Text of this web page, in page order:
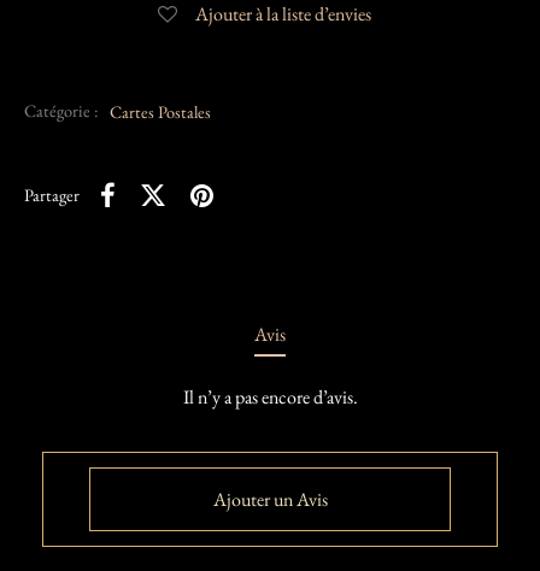
Ajouter à la liste d’envies
Catégorie : Cartes Postales
Partager
Avis
Il n’y a pas encore d’avis.
Ajouter un Avis